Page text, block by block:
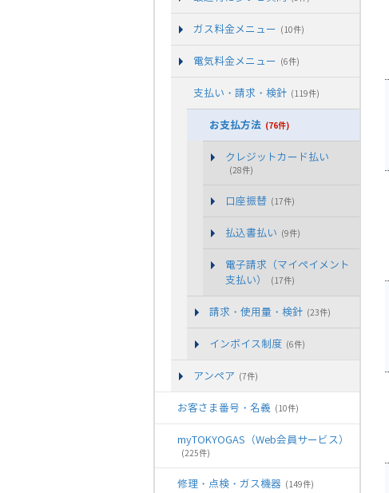
ガス料金メニュー (10件)
電気料金メニュー (6件)
支払い・請求・検針 (119件)
お支払方法 (76件)
クレジットカード払い
(28件)
口座振替 (17件)
払込書払い (9件)
電子請求（マイペイメント
支払い）
(17件)
請求・使用量・検針 (23件)
インボイス制度 (6件)
アンペア (7件)
お客さま番号・名義 (10件)
myTOKYOGAS（Web会員サービス）
(225件)
修理・点検・ガス機器 (149件)